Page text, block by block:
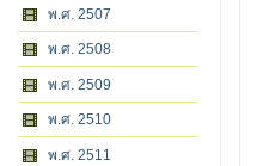
พ.ศ. 2507
พ.ศ. 2508
พ.ศ. 2509
พ.ศ. 2510
พ.ศ. 2511